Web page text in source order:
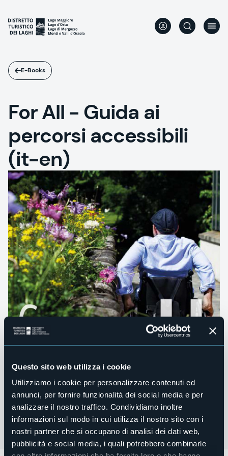
Questo sito web utilizza i cookie
Utilizziamo i cookie per personalizzare contenuti ed
annunci, per fornire funzionalità dei social media e per
analizzare il nostro traffico. Condividiamo inoltre
informazioni sul modo in cui utilizza il nostro sito con i
nostri partner che si occupano di analisi dei dati web,
pubblicità e social media, i quali potrebbero combinarle
contenuto
principale
E-Books
For All - Guida ai
percorsi accessibili
(it-en)